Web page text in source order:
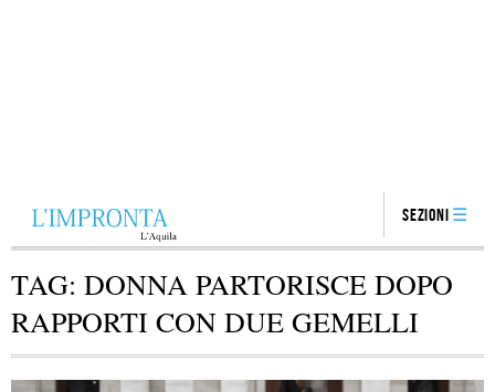
Sezioni
TAG: DONNA PARTORISCE DOPO
RAPPORTI CON DUE GEMELLI